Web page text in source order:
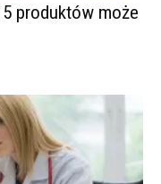
produktów może